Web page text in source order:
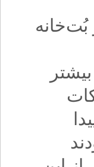
بُت‌خانه